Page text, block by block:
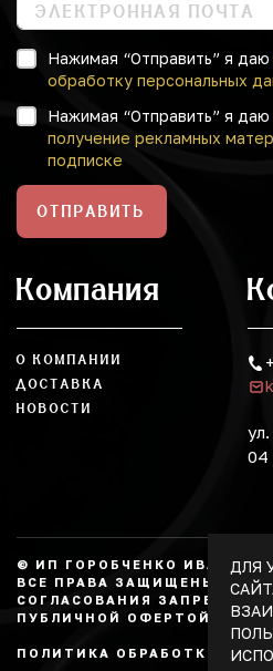
Нажимая “Отправить” я даю
обработку персональных
Нажимая “Отправить” я даю
получение рекламных
подписке
ОТПРАВИТЬ
Компания
О КОМПАНИИ
ДОСТАВКА
НОВОСТИ
04
© ИП ГОРОБЧЕНКО ИВАН
ВСЕ ПРАВА ЗАЩИЩЕНЫ,
СОГЛАСОВАНИЯ ЗАПРЕЩЕНО.
ПУБЛИЧНОЙ ОФЕРТОЙ.
ПОЛИТИКА ОБРАБОТКИ
ДЛЯ